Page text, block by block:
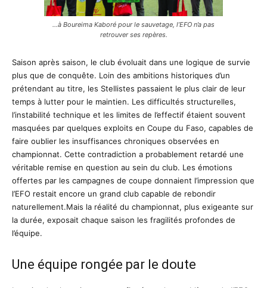
…à Boureima Kaboré pour le sauvetage, l’EFO n’a pas
retrouver ses repères.
Saison après saison, le club évoluait dans une logique de survie
plus que de conquête. Loin des ambitions historiques d’un
prétendant au titre, les Stellistes passaient le plus clair de leur
temps à lutter pour le maintien. Les difficultés structurelles,
l’instabilité technique et les limites de l’effectif étaient souvent
masquées par quelques exploits en Coupe du Faso, capables de
faire oublier les insuffisances chroniques observées en
championnat. Cette contradiction a probablement retardé une
véritable remise en question au sein du club. Les émotions
offertes par les campagnes de coupe donnaient l’impression que
l’EFO restait encore un grand club capable de rebondir
naturellement.Mais la réalité du championnat, plus exigeante sur
la durée, exposait chaque saison les fragilités profondes de
l’équipe.
Une équipe rongée par le doute